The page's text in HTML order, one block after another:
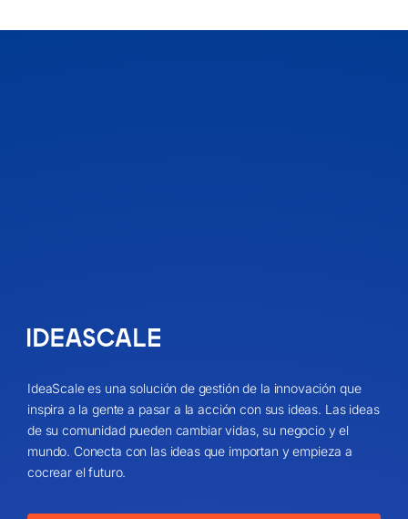
IdeaScale es una solución de gestión de la innovación que
inspira a la gente a pasar a la acción con sus ideas. Las ideas
de su comunidad pueden cambiar vidas, su negocio y el
mundo. Conecta con las ideas que importan y empieza a
cocrear el futuro.